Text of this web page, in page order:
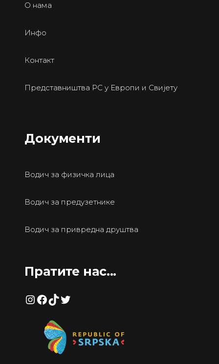
О нама
Инфо
Контакт
Представништва РС у Европи и Свијету
Документи
Водич за физичка лица
Водич за предузетнике
Водич за привредна друштва
Пратите нас...
Instagram
Facebook
TikTok
Twitter